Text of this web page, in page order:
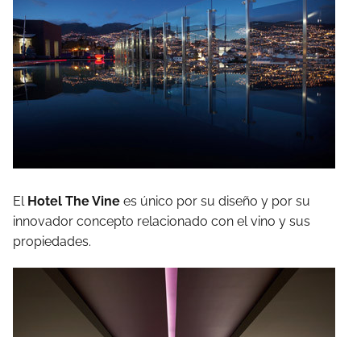
El Hotel The Vine es único por su diseño y por su
innovador concepto relacionado con el vino y sus
propiedades.